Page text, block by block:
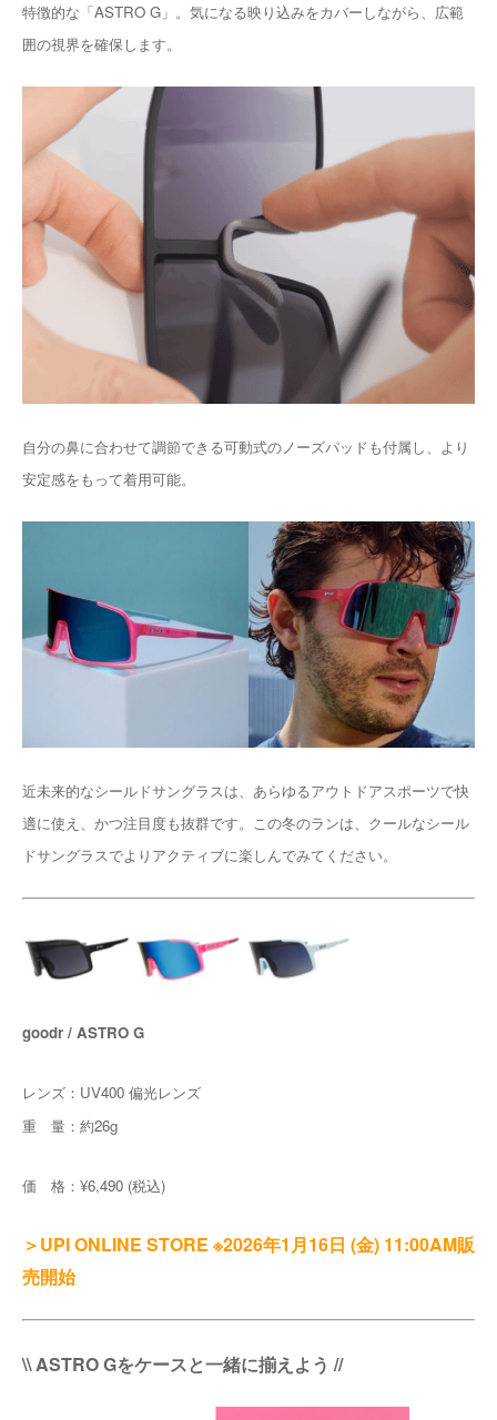
特徴的な「ASTRO G」。気になる映り込みをカバーしながら、広範
囲の視界を確保します。
自分の鼻に合わせて調節できる可動式のノーズパッドも付属し、より
安定感をもって着用可能。
近未来的なシールドサングラスは、あらゆるアウトドアスポーツで快
適に使え、かつ注目度も抜群です。この冬のランは、クールなシール
ドサングラスでよりアクティブに楽しんでみてください。
goodr / ASTRO G
レンズ：UV400 偏光レンズ
重 量：約26g
価 格：¥6,490 (税込)
＞UPI ONLINE STORE ※2026年1月16日 (金) 11:00AM販
売開始
\\ ASTRO Gをケースと一緒に揃えよう //